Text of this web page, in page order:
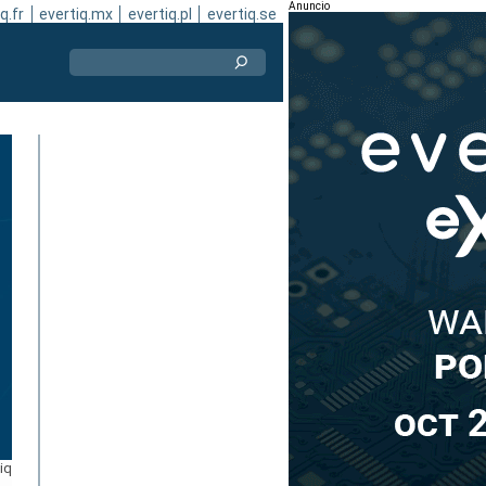
evertiq.mx evertiq.pl evertiq.se Anuncio